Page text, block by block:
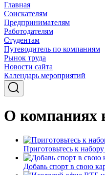
Главная
Соискателям
Предпринимателям
Работодателям
Студентам
Путеводитель по компаниям
Рынок труда
Новости сайта
Календарь мероприятий
О компаниях
Приготовьтесь к
Добавь спорт в свою